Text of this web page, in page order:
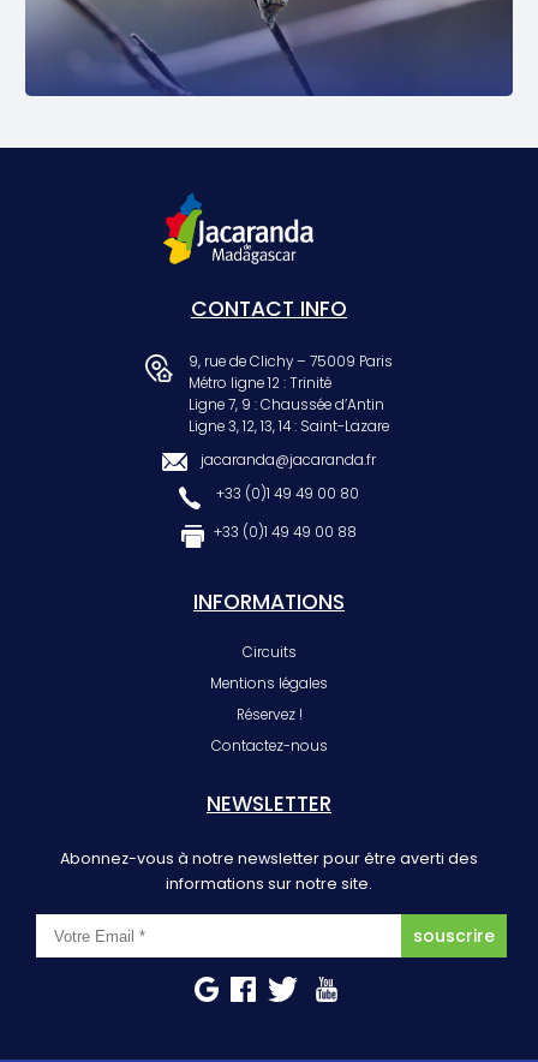
CONTACT INFO
9, rue de Clichy – 75009 Paris
Métro ligne 12 : Trinité
Ligne 7, 9 : Chaussée d’Antin
Ligne 3, 12, 13, 14 : Saint-Lazare
jacaranda@jacaranda.fr
+33 (0)1 49 49 00 80
+33 (0)1 49 49 00 88
INFORMATIONS
Circuits
Mentions légales
Réservez !
Contactez-nous
NEWSLETTER
Abonnez-vous à notre newsletter pour être averti des
informations sur notre site.